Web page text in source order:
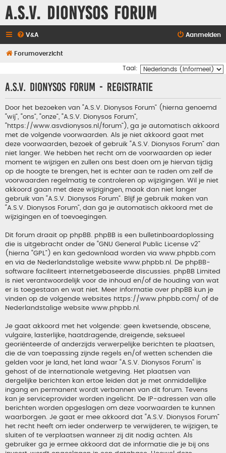
A.S.V. Dionysos Forum
V&A Aanmelden
Forumoverzicht
Taal:
A.S.V. Dionysos Forum - Registratie
Door het bezoeken van “A.S.V. Dionysos Forum” (hierna genoemd
“wij”, “ons”, “onze”, “A.S.V. Dionysos Forum”,
“https://www.asvdionysos.nl/forum”), ga je automatisch akkoord
met de volgende voorwaarden. Als je niet akkoord gaat met
deze voorwaarden, bezoek of gebruik “A.S.V. Dionysos Forum” dan
niet langer. We hebben het recht om de voorwaarden op ieder
moment te wijzigen en zullen ons best doen om je hiervan tijdig
op de hoogte te brengen, het is echter aan te raden om zelf de
voorwaarden regelmatig te controleren op wijzigingen. Wil je niet
akkoord gaan met deze wijzigingen, maak dan niet langer
gebruik van “A.S.V. Dionysos Forum”. Blijf je gebruik maken van
“A.S.V. Dionysos Forum”, dan ga je automatisch akkoord met de
wijzigingen en of toevoegingen.
Dit forum draait op phpBB. phpBB is een bulletinboardoplossing
die is uitgebracht onder de “GNU General Public License v2”
(hierna “GPL”) en kan gedownload worden via www.phpbb.com
en via de Nederlandstalige website www.phpbb.nl . De phpBB-
software faciliteert internetgebaseerde discussies. phpBB Limited
is niet verantwoordelijk voor de inhoud en/of de houding van wat
er is toegestaan en wat niet. Meer informatie over phpBB kun je
vinden op de volgende websites https://www.phpbb.com/ of de
Nederlandstalige website www.phpbb.nl
Je gaat akkoord met het volgende: geen kwetsende, obscene,
vulgaire, lasterlijke, haatdragende, dreigende, seksueel
georiënteerde of anderzijds verwerpelijke berichten te plaatsen,
die de van toepassing zijnde regels en/of wetten schenden die
gelden voor je land, het land waar “A.S.V. Dionysos Forum” is
gehost of de internationale wetgeving. Het plaatsen van
dergelijke berichten kan ertoe leiden dat je met onmiddellijke
ingang en permanent wordt verbannen van dit forum. Tevens
kan je serviceprovider worden ingelicht. De IP-adressen van alle
berichten worden opgeslagen om deze voorwaarden te kunnen
waarborgen. Je gaat er mee akkoord dat “A.S.V. Dionysos Forum”
het recht heeft om ieder onderwerp te verwijderen, te wijzigen, te
sluiten of te verplaatsen wanneer zij dit nodig achten. Als
gebruiker ga je ermee akkoord dat de informatie die je bij ons